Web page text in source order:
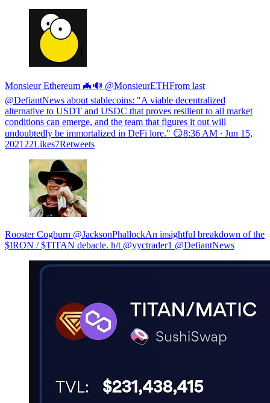
Monsieur Ethereum 🦇🔊 @MonsieurETHFrom last
@DefiantNews about stablecoins: "A viable decentralized
alternative to USDT and USDC that proves resilient to all market
conditions can emerge, and the team that figures it out will
undoubtedly be immortalized in DeFi lore." 😏8:36 AM ∙ Jun 15,
202122Likes7Retweets
Rooster Cogburn @JacksonPhallockAn insightful breakdown of the
$IRON / $TITAN debacle. h/t @yyctrader1 @DefiantNews